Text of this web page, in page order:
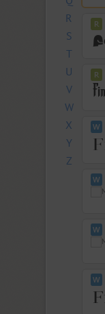
R
S
T
U
V
W
X
Y
Z